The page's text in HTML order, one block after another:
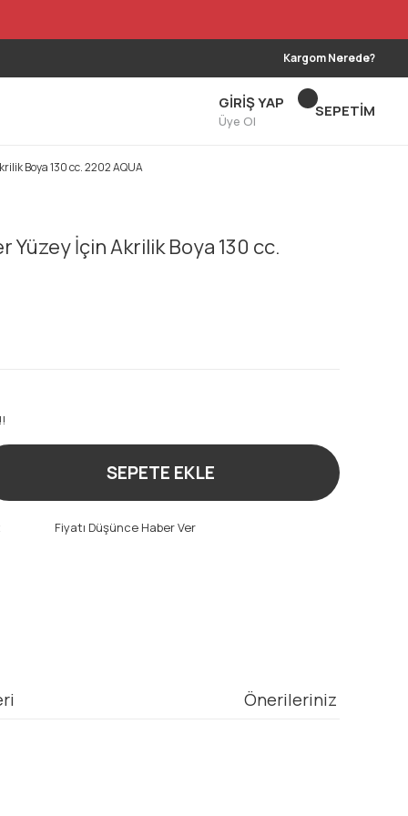
Kargom Nerede?
GİRİŞ YAP
Üye Ol
SEPETİM
Boya 130 cc. 2202 AQUA
Yüzey İçin Akrilik Boya 130 cc.
SEPETE EKLE
Fiyatı Düşünce Haber Ver
Önerileriniz